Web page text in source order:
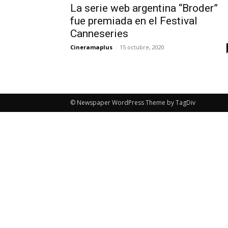
La serie web argentina “Broder”
fue premiada en el Festival
Canneseries
Cineramaplus - 15 octubre, 2020
© Newspaper WordPress Theme by TagDiv